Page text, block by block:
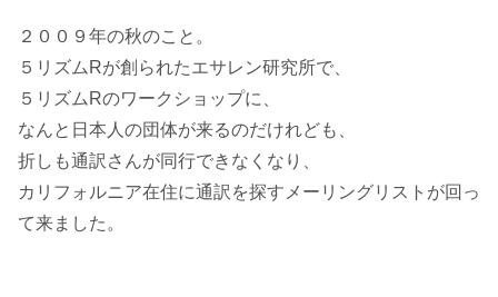
２００９年の秋のこと。
５リズムRが創られたエサレン研究所で、
５リズムRのワークショップに、
なんと日本人の団体が来るのだけれども、
折しも通訳さんが同行できなくなり、
カリフォルニア在住に通訳を探すメーリングリストが回っ
て来ました。